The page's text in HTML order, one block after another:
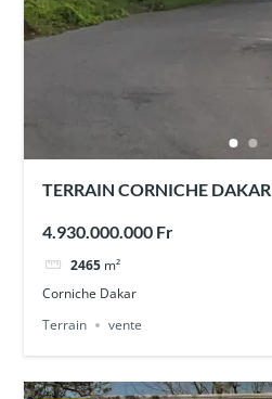
TERRAIN CORNICHE DAKAR
4.930.000.000 Fr
2465 m²
Corniche Dakar
Terrain
vente